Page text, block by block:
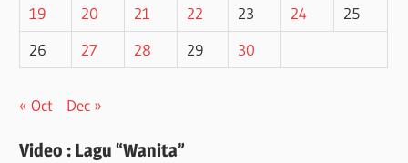
19
20 21 22 23 24
25
26
27 28 29 30
« Oct Dec »
Video : Lagu “Wanita”